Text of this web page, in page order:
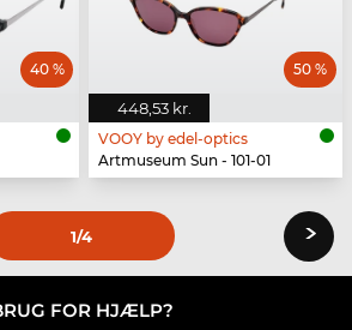
40 %
448,53 kr.
50 %
VOOY by edel-optics
Artmuseum Sun - 101-01
1/4 ›
FOR HJÆLP?